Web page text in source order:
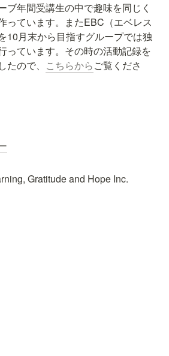
ブ年間受講生の中で趣味を同じく
っています。またEBC（エベレス
10月末から目指すグループでは独
っています。その時の活動記録を
ので、 こちらからご覧くださ
Gratitude and Hope Inc.